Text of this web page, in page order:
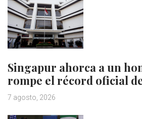
Singapur ahorca a un
rompe el récord oficial
7 agosto, 2026